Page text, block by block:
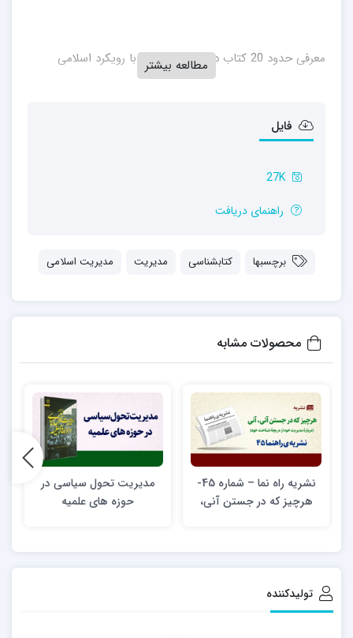
معرفی حدود 20 کتاب در حوزه مدیریت با رویکرد اسلامی مطالعه بیشتر
فایل
27K
راهنمای دریافت
برچسبها کتابشناسی مدیریت مدیریت اسلامی
محصولات مشابه
نشریه راه نما – شماره 45-
هرچیز که در جستن آنی،
مدیریت تحول سیاسی در
حوزه های علمیه
تولیدکننده